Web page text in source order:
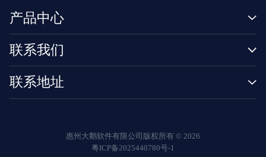
产品中心
联系我们
联系地址
惠州大鹅软件有限公司版权所有 © 2026
粤ICP备2025440780号-1